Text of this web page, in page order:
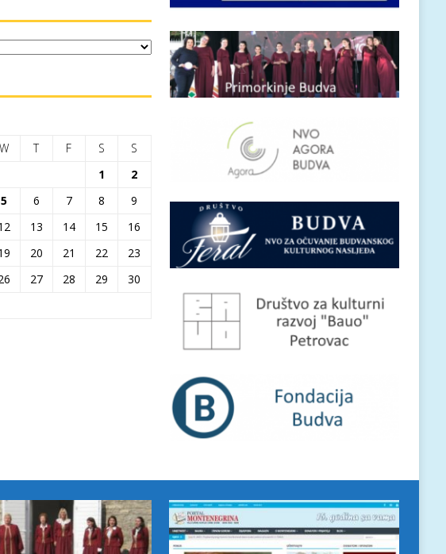
W T F S
S
1
2
5 6 7 8
9
13 14 15
16
20 21 22
23
27 28 29
30